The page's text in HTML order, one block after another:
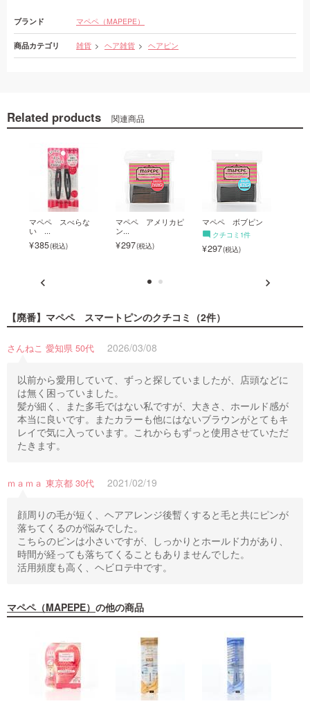
ブランド マペペ（MAPEPE）
商品カテゴリ 雑貨 ヘア雑貨 ヘアピン
Related products 関連商品
マペペ スべらな
い ...
385
マペペ アメリカピ
ン...
297
マペペ ボブピン
クチコミ1件
297
【廃番】マペペ スマートピンのクチコミ（2件）
さんねこ 愛知県 50代 2026/03/08
以前から愛用していて、ずっと探していましたが、店頭などに
は無く困っていました。
髪が細く、また多毛ではない私ですが、大きさ、ホールド感が
本当に良いです。またカラーも他にはないブラウンがとてもキ
レイで気に入っています。これからもずっと使用させていただ
たきます。
ｍａｍａ 東京都 30代 2021/02/19
顔周りの毛が短く、ヘアアレンジ後暫くすると毛と共にピンが
落ちてくるのが悩みでした。
こちらのピンは小さいですが、しっかりとホールド力があり、
時間が経っても落ちてくることもありませんでした。
活用頻度も高く、ヘビロテ中です。
マペペ（MAPEPE） の他の商品